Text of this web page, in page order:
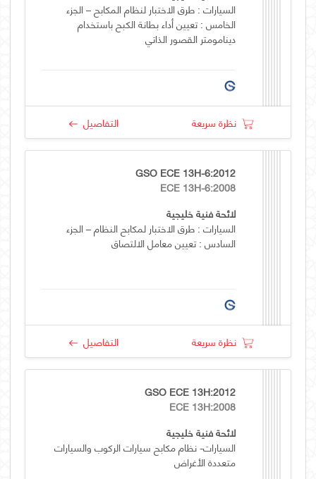
السيارات : طرق الاختبار لنظام المكابح – الجزء
الخامس : تعيين أداء بطانة الكبح باستخدام
دينامومتر القصور الذاتي
نظرة سريعة التفاصيل
GSO ECE 13H-6:2012
ECE 13H-6:2008
لائحة فنية خليجية
السيارات : طرق الاختبار لمكابح النظام – الجزء
السادس : تعيين معامل الالتصاق
نظرة سريعة التفاصيل
GSO ECE 13H:2012
ECE 13H:2008
لائحة فنية خليجية
السيارات- نظام مكابح سيارات الركوب والسيارات
متعددة الأغراض